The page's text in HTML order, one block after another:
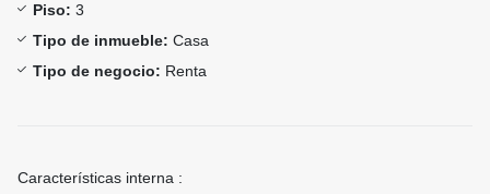
Piso: 3
Tipo de inmueble: Casa
Tipo de negocio: Renta
Características interna :